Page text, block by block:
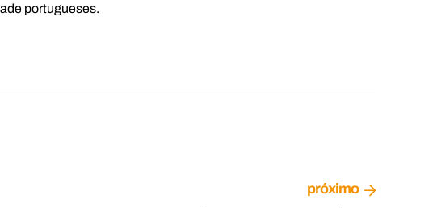
portugueses.
próximo